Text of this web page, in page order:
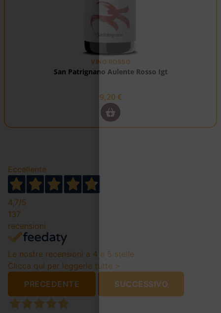
VINO ROSSO
San Patrignano Aulente Rosso Igt
9,20 €
Eccellente
4,7/5
137
recensioni
Le nostre recensioni a 4 e 5 stelle.
Clicca qui per leggerle tutte >
PRECEDENTE
SUCCESSIVO